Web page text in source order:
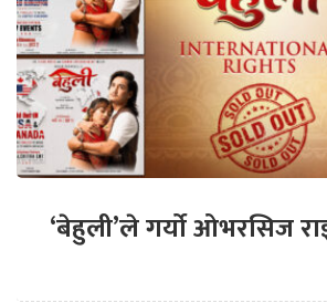
‘बेहुली’ले गर्यो ओभरसिज